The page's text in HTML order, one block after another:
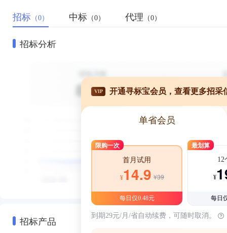
招标 （0） 中标 （0） 代理 （0）
招标分析
招标产品
VIP 开通寻标宝会员，查看更多招采
单省会员
限购一次
首月试用
¥14.9 ¥39
每日仅0.48元
最划算
12
¥
每日
到期29元/月/省自动续费，可随时取消。